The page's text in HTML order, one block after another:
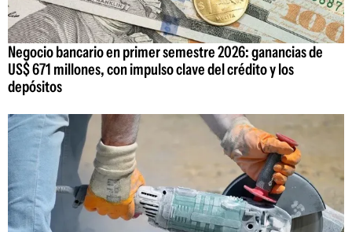
Negocio bancario en primer semestre 2026: ganancias de
US$ 671 millones, con impulso clave del crédito y los
depósitos